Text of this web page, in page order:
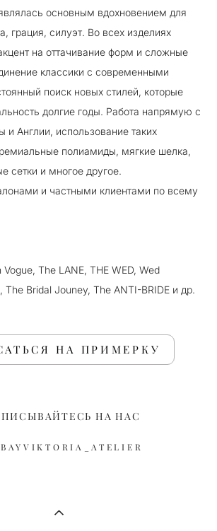
основным вдохновением для
грация, силуэт. Во всех изделиях
на оттачивание форм и сложные
классики с современными
поиск новых стилей, которые
долгие годы. Работа напрямую с
и Англии, использование таких
полиамиды, мягкие шелка,
сетки и многое другое.
и частными клиентами по всему
The LANE, THE WED, Wed
The Bridal Jouney, The ANTI-BRIDE и др.
НА ПРИМЕРКУ
НА НАС